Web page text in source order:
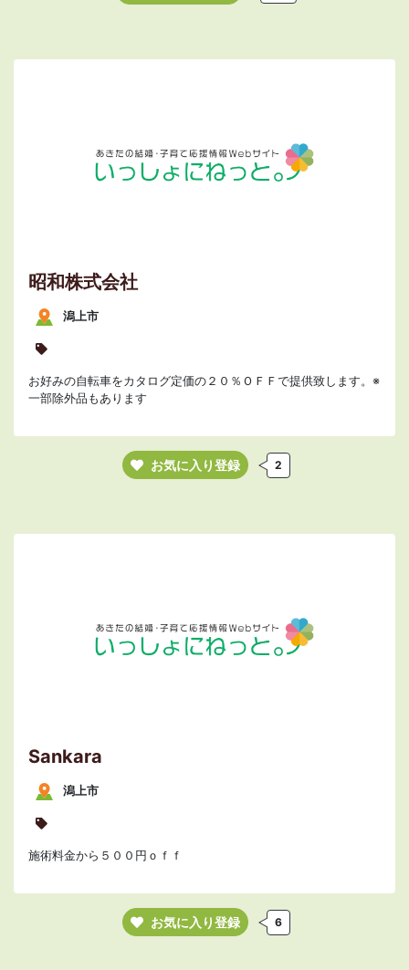
昭和株式会社
潟上市
お好みの自転車をカタログ定価の２０％ＯＦＦで提供致します。※
一部除外品もあります
お気に入り登録 2
Sankara
潟上市
施術料金から５００円ｏｆｆ
お気に入り登録 6